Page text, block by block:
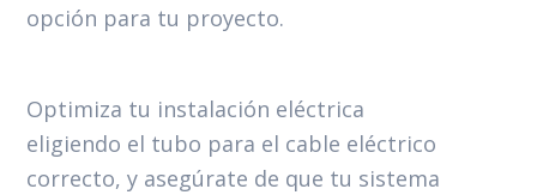
opción para tu proyecto.
Optimiza tu instalación eléctrica
eligiendo el tubo para el cable eléctrico
correcto, y asegúrate de que tu sistema